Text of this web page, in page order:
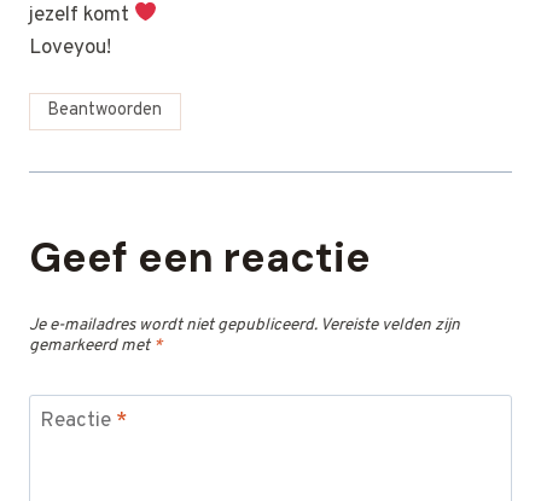
jezelf komt
Loveyou!
Beantwoorden
Geef een reactie
Je e-mailadres wordt niet gepubliceerd. Vereiste velden zijn
gemarkeerd met *
Reactie *